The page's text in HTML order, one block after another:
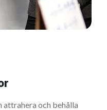
och behålla